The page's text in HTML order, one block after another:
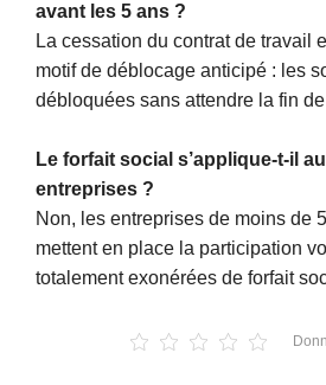
avant les 5 ans ?
La cessation du contrat de travail
motif de déblocage anticipé : les
débloquées sans attendre la fin
Le forfait social s’applique-t-il
entreprises ?
Non, les entreprises de moins de
mettent en place la participation
totalement exonérées de forfait